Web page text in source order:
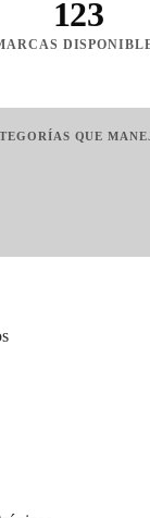
123
QUE